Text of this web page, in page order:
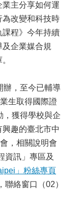
主分享如何運
為改變和科技時
程》今年持續
企業媒合規
，至今已輔導
生取得國際證
，獲得學校與企
趣的臺北市中
，相關說明會
資訊」專區及
」粉絲專頁
絡窗口（02）